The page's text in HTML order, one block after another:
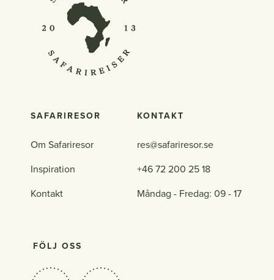
SAFARIRESOR
Om Safariresor
Inspiration
Kontakt
KONTAKT
res@safariresor.se
+46 72 200 25 18
Måndag - Fredag: 09 - 17
FÖLJ OSS